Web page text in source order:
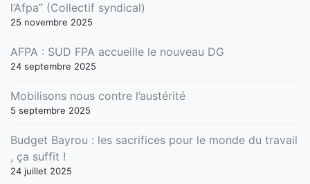
l’Afpa” (Collectif syndical)
25 novembre 2025
AFPA : SUD FPA accueille le nouveau DG
24 septembre 2025
Mobilisons nous contre l’austérité
5 septembre 2025
Budget Bayrou : les sacrifices pour le monde du travail
, ça suffit !
24 juillet 2025